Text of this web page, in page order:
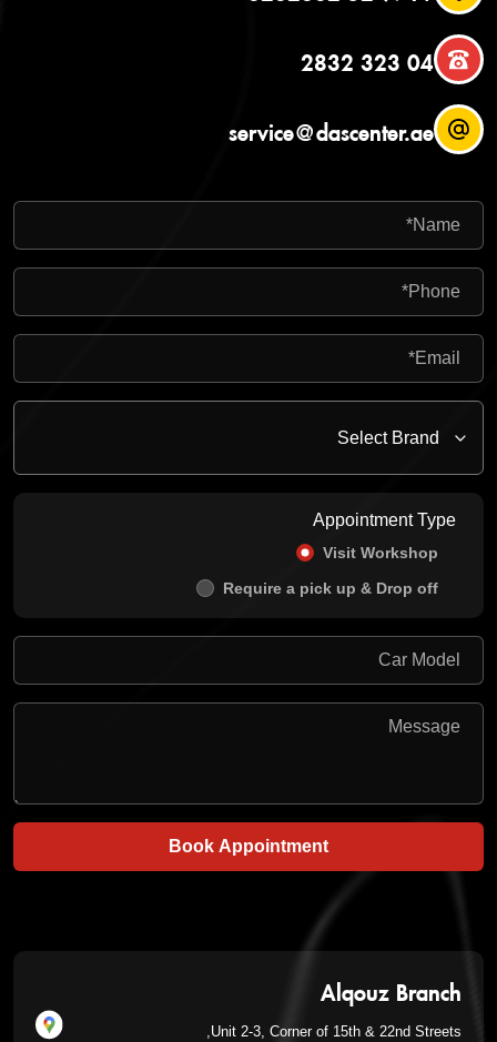
04 323 2832
service@dascenter.ae
Appointment Type
Visit Workshop
Require a pick up & Drop off
Book Appointment
Alqouz Branch
Unit 2-3, Corner of 15th & 22nd Streets,